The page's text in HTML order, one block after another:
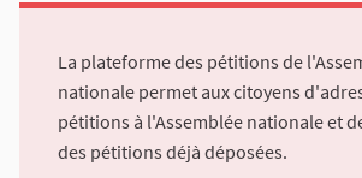
La plateforme des pétitions de
nationale permet aux citoyens
pétitions à l'Assemblée nationale et
des pétitions déjà déposées.